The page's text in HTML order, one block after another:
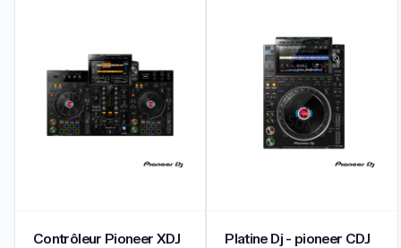
Contrôleur Pioneer XDJ
Platine Dj - pioneer CDJ